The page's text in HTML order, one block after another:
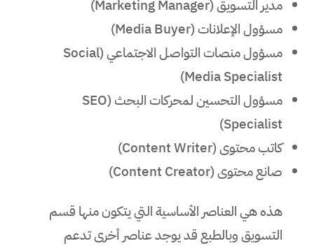
مدير التسويق (Marketing Manager)
مسؤول الإعلانات (Media Buyer)
مسؤول منصات التواصل الاجتماعي (Social
Media Specialist)
مسؤول التحسين لمحركات البحث (SEO
Specialist)
كاتب محتوى (Content Writer)
صانع محتوى (Content Creator)
هذه هي العناصر الأساسية التي يتكون منها قسم
التسويق وبالطبع قد يوجد عناصر أخرى تدعم